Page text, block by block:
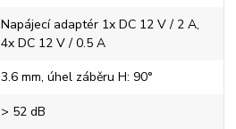
Napájecí adaptér 1x DC 12 V / 2 A,
4x DC 12 V / 0.5 A
3.6 mm, úhel záběru H: 90°
> 52 dB